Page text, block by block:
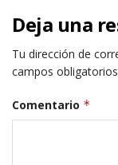
Deja una
Tu dirección de
campos
Comentario *